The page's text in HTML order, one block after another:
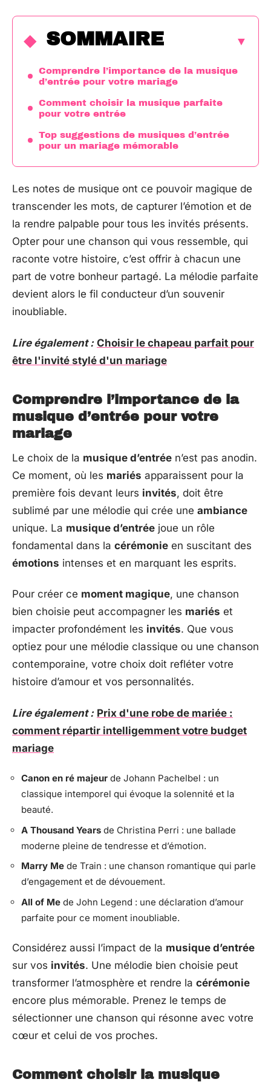
SOMMAIRE
Comprendre l’importance de la musique
d’entrée pour votre mariage
Comment choisir la musique parfaite
pour votre entrée
Top suggestions de musiques d’entrée
pour un mariage mémorable
Les notes de musique ont ce pouvoir magique de
transcender les mots, de capturer l’émotion et de
la rendre palpable pour tous les invités présents.
Opter pour une chanson qui vous ressemble, qui
raconte votre histoire, c’est offrir à chacun une
part de votre bonheur partagé. La mélodie parfaite
devient alors le fil conducteur d’un souvenir
inoubliable.
Lire également : Choisir le chapeau parfait pour
être l'invité stylé d'un mariage
Comprendre l’importance de la
musique d’entrée pour votre
mariage
Le choix de la musique d’entrée n’est pas anodin.
Ce moment, où les mariés apparaissent pour la
première fois devant leurs invités, doit être
sublimé par une mélodie qui crée une ambiance
unique. La musique d’entrée joue un rôle
fondamental dans la cérémonie en suscitant des
émotions intenses et en marquant les esprits.
Pour créer ce moment magique, une chanson
bien choisie peut accompagner les mariés et
impacter profondément les invités. Que vous
optiez pour une mélodie classique ou une chanson
contemporaine, votre choix doit refléter votre
histoire d’amour et vos personnalités.
Lire également : Prix d'une robe de mariée :
comment répartir intelligemment votre budget
mariage
Canon en ré majeur de Johann Pachelbel : un
classique intemporel qui évoque la solennité et la
beauté.
A Thousand Years de Christina Perri : une ballade
moderne pleine de tendresse et d’émotion.
Marry Me de Train : une chanson romantique qui parle
d’engagement et de dévouement.
All of Me de John Legend : une déclaration d’amour
parfaite pour ce moment inoubliable.
Considérez aussi l’impact de la musique d’entrée
sur vos invités. Une mélodie bien choisie peut
transformer l’atmosphère et rendre la cérémonie
encore plus mémorable. Prenez le temps de
sélectionner une chanson qui résonne avec votre
cœur et celui de vos proches.
Comment choisir la musique